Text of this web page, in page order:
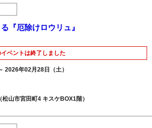
『厄除けロウリュ』
イベントは終了しました
2026年02月28日（土）
山市宮田町4 キスケBOX1階）